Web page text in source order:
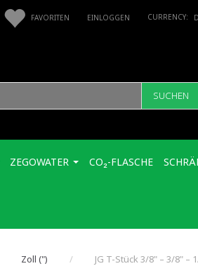
FAVORITEN EINLOGGEN
SUCHEN
ZEGOWATER CO₂-FLASCHE
Zoll (") JG T-Stück 3/8" – 3/8" –